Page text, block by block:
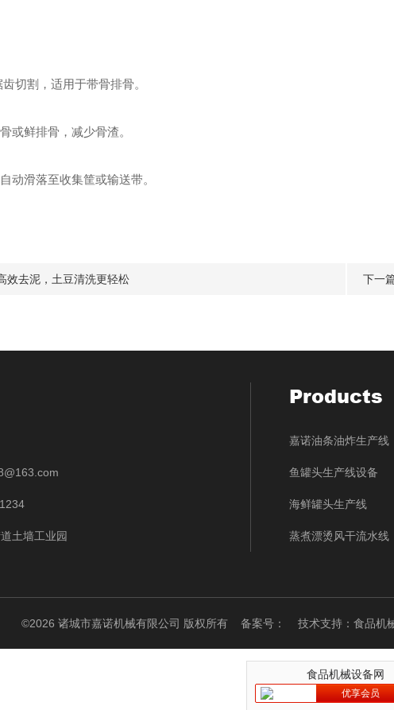
割，适用于带骨排骨。
鲜排骨，减少骨渣。
滑落至收集筐或输送带。
效去泥，土豆清洗更轻松 下一
土墙工业园
Products
嘉诺油条油炸生产线
鱼罐头生产线设备
海鲜罐头生产线
蒸煮漂烫风干流水线
©2026 诸城市嘉诺机械有限公司 版权所有 备案号： 技术支持： 食品机
食品机械设备网
优享会员